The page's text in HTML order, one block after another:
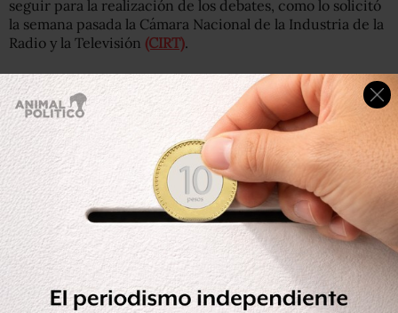
seguir para la realización de los debates, como lo solicitó
la semana pasada la Cámara Nacional de la Industria de la
Radio y la Televisión (CIRT).
Además, Valdés Zurita explicó que esto también se haría
como resultado de la petición de Andrés Manuel López
Obrador de realizar 12 debates entre los candidatos a la
Presidencia.
Este miércoles se constituirá la comisión, dijo Valdés
Zurita.